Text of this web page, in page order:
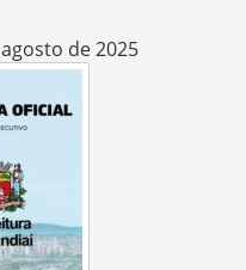
de 2025